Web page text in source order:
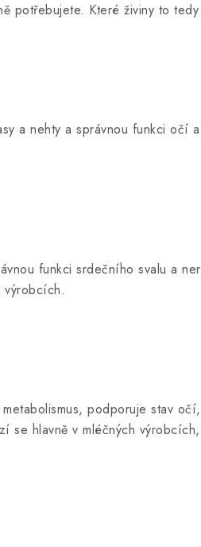
potřebujete. Které živiny to
a nehty a správnou funkci očí
funkci srdečního svalu a
výrobcích.
podporuje stav
hlavně v mléčných